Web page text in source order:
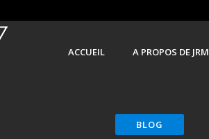
ACCUEIL A PROPOS DE JRM